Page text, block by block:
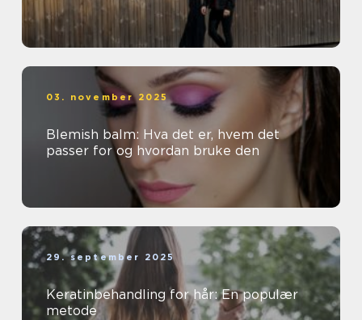
03. november 2025
Blemish balm: Hva det er, hvem det
passer for og hvordan bruke den
29. september 2025
Keratinbehandling for hår: En populær
metode